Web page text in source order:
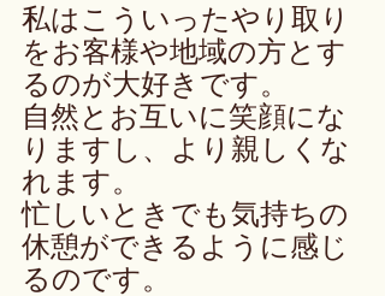
私はこういったやり取り
をお客様や地域の方とす
るのが大好きです。
自然とお互いに笑顔にな
りますし、より親しくな
れます。
忙しいときでも気持ちの
休憩ができるように感じ
るのです。